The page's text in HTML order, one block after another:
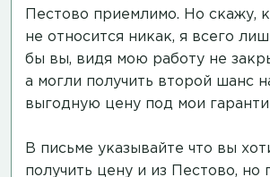
Пестово приемлимо. Но скажу,
не относится никак, я всего
бы вы, видя мою работу не
а могли получить второй шанс
выгодную цену под мои
В письме указывайте что вы
получить цену и из Пестово, но